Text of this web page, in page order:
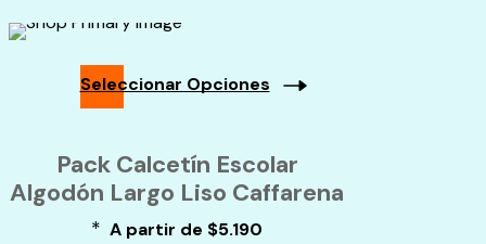
Seleccionar Opciones
tiene
múltiples
variantes.
Las
Pack Calcetín Escolar
Algodón Largo Liso Caffarena
* A partir de $5.190